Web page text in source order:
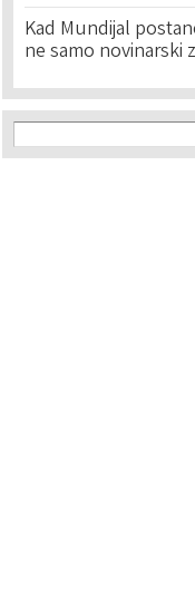
Kad Mundijal
ne samo novinarski
Search form
Search